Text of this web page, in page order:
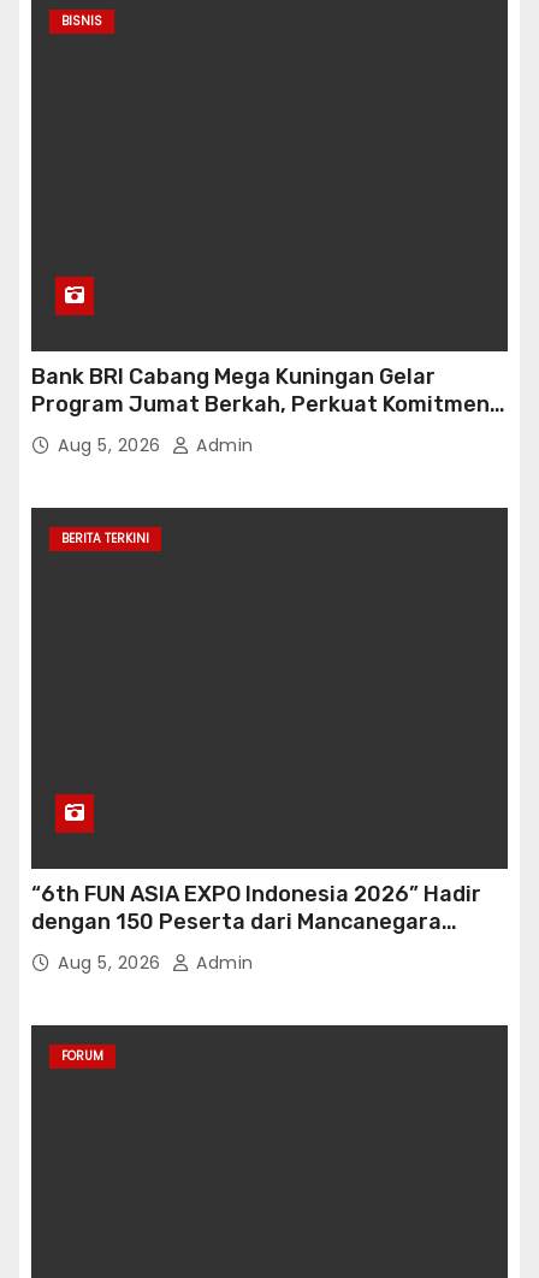
BISNIS
Bank BRI Cabang Mega Kuningan Gelar
Program Jumat Berkah, Perkuat Komitmen
untuk Saling Berbagai Kepada Masyarakat
Sekitar Kawasan Mega Kuningan
Aug 5, 2026 Admin
BERITA TERKINI
“6th FUN ASIA EXPO Indonesia 2026” Hadir
dengan 150 Peserta dari Mancanegara
perkuat Industri Taman Rekreasi Ekosistem
Pariwisata di Tanah Air
Aug 5, 2026 Admin
FORUM